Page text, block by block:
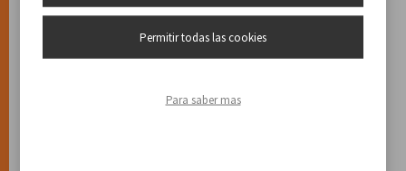
esperienza) Per la nostra sede di Vallese di Oppeano (VR),
siamo alla ricerca di un/una Responsabile Logistica con
esperienza, capace di gestire e ottimizzare l’intero flusso
migliorare l’efficienza e avere un impatto concreto
sull’organizzazione, questa è l’opportunità giusta per te.
Permitir todas las cookies
Para saber mas